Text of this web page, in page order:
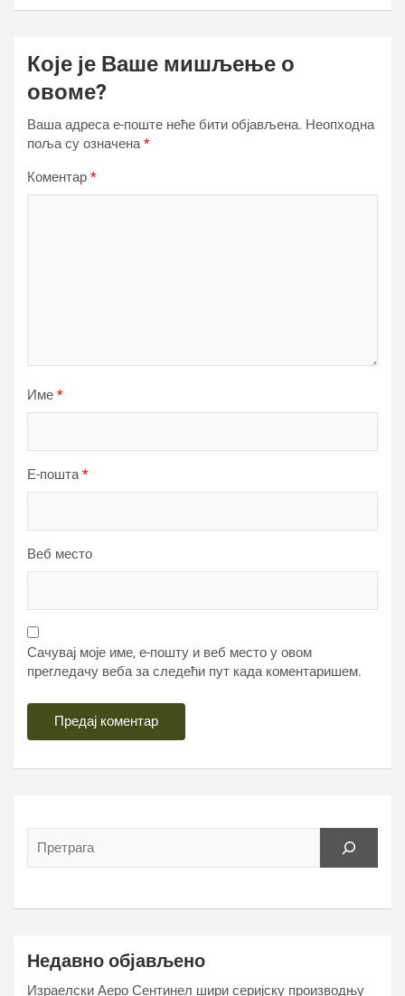
Које је Ваше мишљење о
овоме?
Ваша адреса е-поште неће бити објављена. Неопходна
поља су означена*
Коментар *
Име *
Е-пошта*
Веб место
Сачувај моје име, е-пошту и веб место у овом
прегледачу веба за следећи пут када коментаришем.
Недавно објављено
Израелски Аеро Сентинел шири серијску производњу